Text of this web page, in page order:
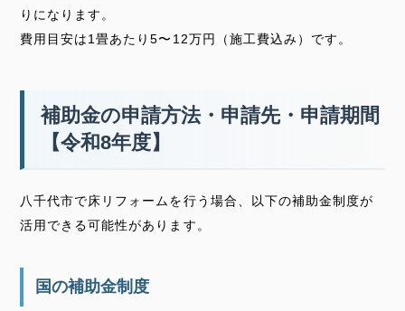
りになります。
費用目安は1畳あたり5〜12万円（施工費込み）です。
補助金の申請方法・申請先・申請期間
【令和8年度】
八千代市で床リフォームを行う場合、以下の補助金制度が
活用できる可能性があります。
国の補助金制度